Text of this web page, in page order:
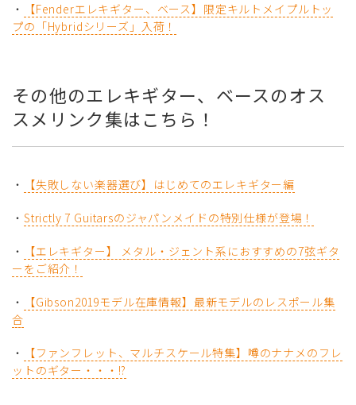
・
【Fenderエレキギター、ベース】限定キルトメイプルトッ
プの「Hybridシリーズ」入荷！
その他のエレキギター、ベースのオス
スメリンク集はこちら！
・ 【失敗しない楽器選び】はじめてのエレキギター編
・ Strictly 7 Guitarsのジャパンメイドの特別仕様が登場！
・
【エレキギター】 メタル・ジェント系におすすめの7弦ギタ
ーをご紹介！
・
【Gibson2019モデル在庫情報】最新モデルのレスポール集
合
・
【ファンフレット、マルチスケール特集】噂のナナメのフレ
ットのギター・・・!?